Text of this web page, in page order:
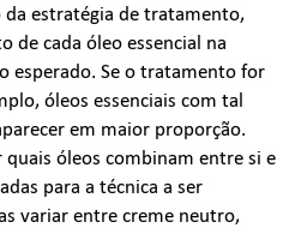
da estratégia de tratamento,
de cada óleo essencial na
esperado. Se o tratamento for
óleos essenciais com tal
em maior proporção.
quais óleos combinam entre si e
para a técnica a ser
variar entre creme neutro,